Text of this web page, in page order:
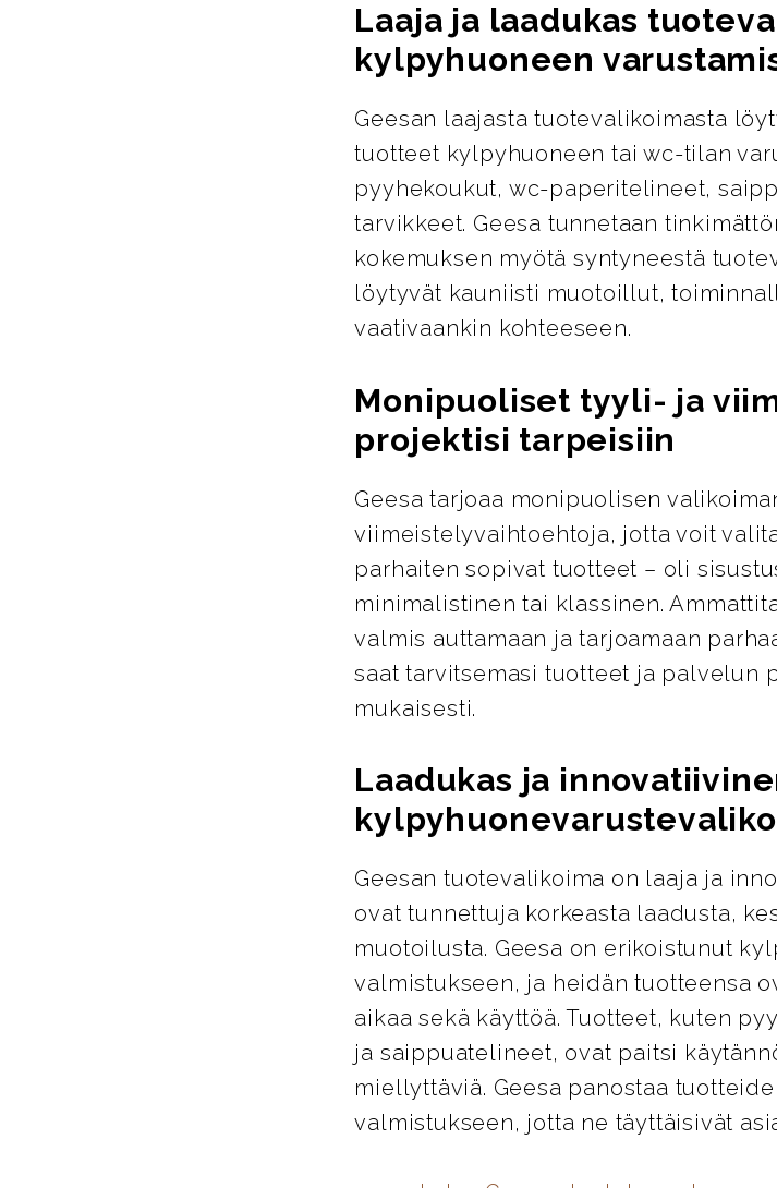
Laaja ja laadukas
kylpyhuoneen
Geesan laajasta tuotevalikoimasta
tuotteet kylpyhuoneen tai wc-tilan
pyyhekoukut, wc-paperitelineet,
tarvikkeet. Geesa tunnetaan
kokemuksen myötä syntyneestä
löytyvät kauniisti muotoillut,
vaativaankin kohteeseen.
Monipuoliset tyyli- ja
projektisi tarpeisiin
Geesa tarjoaa monipuolisen
viimeistelyvaihtoehtoja, jotta voit
parhaiten sopivat tuotteet – oli
minimalistinen tai klassinen.
valmis auttamaan ja tarjoamaan
saat tarvitsemasi tuotteet ja palvelun
mukaisesti.
Laadukas ja
Geesan tuotevalikoima on laaja ja
ovat tunnettuja korkeasta laadusta,
muotoilusta. Geesa on erikoistunut
valmistukseen, ja heidän tuotteensa
aikaa sekä käyttöä. Tuotteet, kuten
ja saippuatelineet, ovat paitsi
miellyttäviä. Geesa panostaa
valmistukseen, jotta ne täyttäisivät